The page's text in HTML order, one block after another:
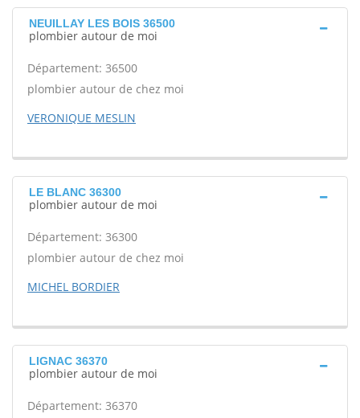
NEUILLAY LES BOIS 36500
plombier autour de moi
Département: 36500
plombier autour de chez moi
VERONIQUE MESLIN
LE BLANC 36300
plombier autour de moi
Département: 36300
plombier autour de chez moi
MICHEL BORDIER
LIGNAC 36370
plombier autour de moi
Département: 36370